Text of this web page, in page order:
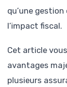
qu’une
l’impact fiscal.
Cet article
avantages
plusieurs